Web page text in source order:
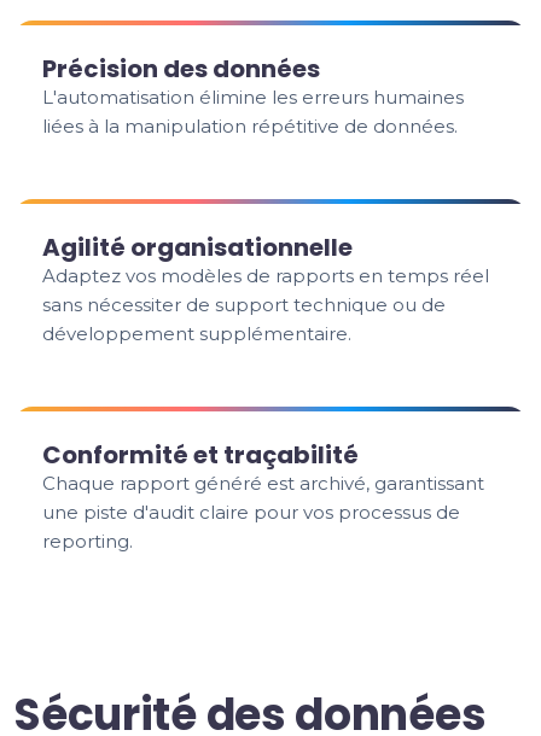
Précision des données
L'automatisation élimine les erreurs humaines
liées à la manipulation répétitive de données.
Agilité organisationnelle
Adaptez vos modèles de rapports en temps réel
sans nécessiter de support technique ou de
développement supplémentaire.
Conformité et traçabilité
Chaque rapport généré est archivé, garantissant
une piste d'audit claire pour vos processus de
reporting.
Sécurité des données